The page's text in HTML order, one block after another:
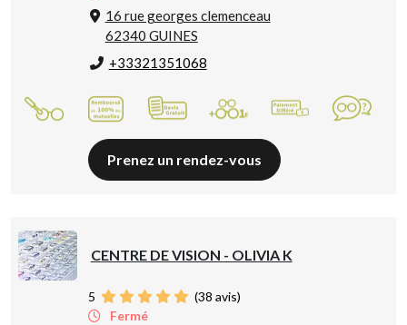
16 rue georges clemenceau
62340 GUINES
+33321351068
Prenez un rendez-vous
CENTRE DE VISION - OLIVIA K
5 (38 avis)
Fermé